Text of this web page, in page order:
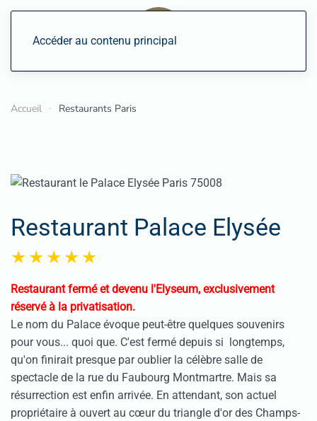
Accéder au contenu principal
Accueil Restaurants Paris
Restaurant Palace Elysée
Restaurant fermé et devenu l'Elyseum, exclusivement
réservé à la privatisation.
Le nom du Palace évoque peut-être quelques souvenirs
pour vous... quoi que. C'est fermé depuis si longtemps,
qu'on finirait presque par oublier la célèbre salle de
spectacle de la rue du Faubourg Montmartre. Mais sa
résurrection est enfin arrivée. En attendant, son actuel
propriétaire à ouvert au cœur du triangle d'or des Champs-